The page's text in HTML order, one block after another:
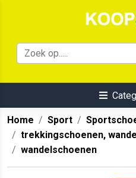
Home Sport
trekkingschoenen,
wandelschoenen